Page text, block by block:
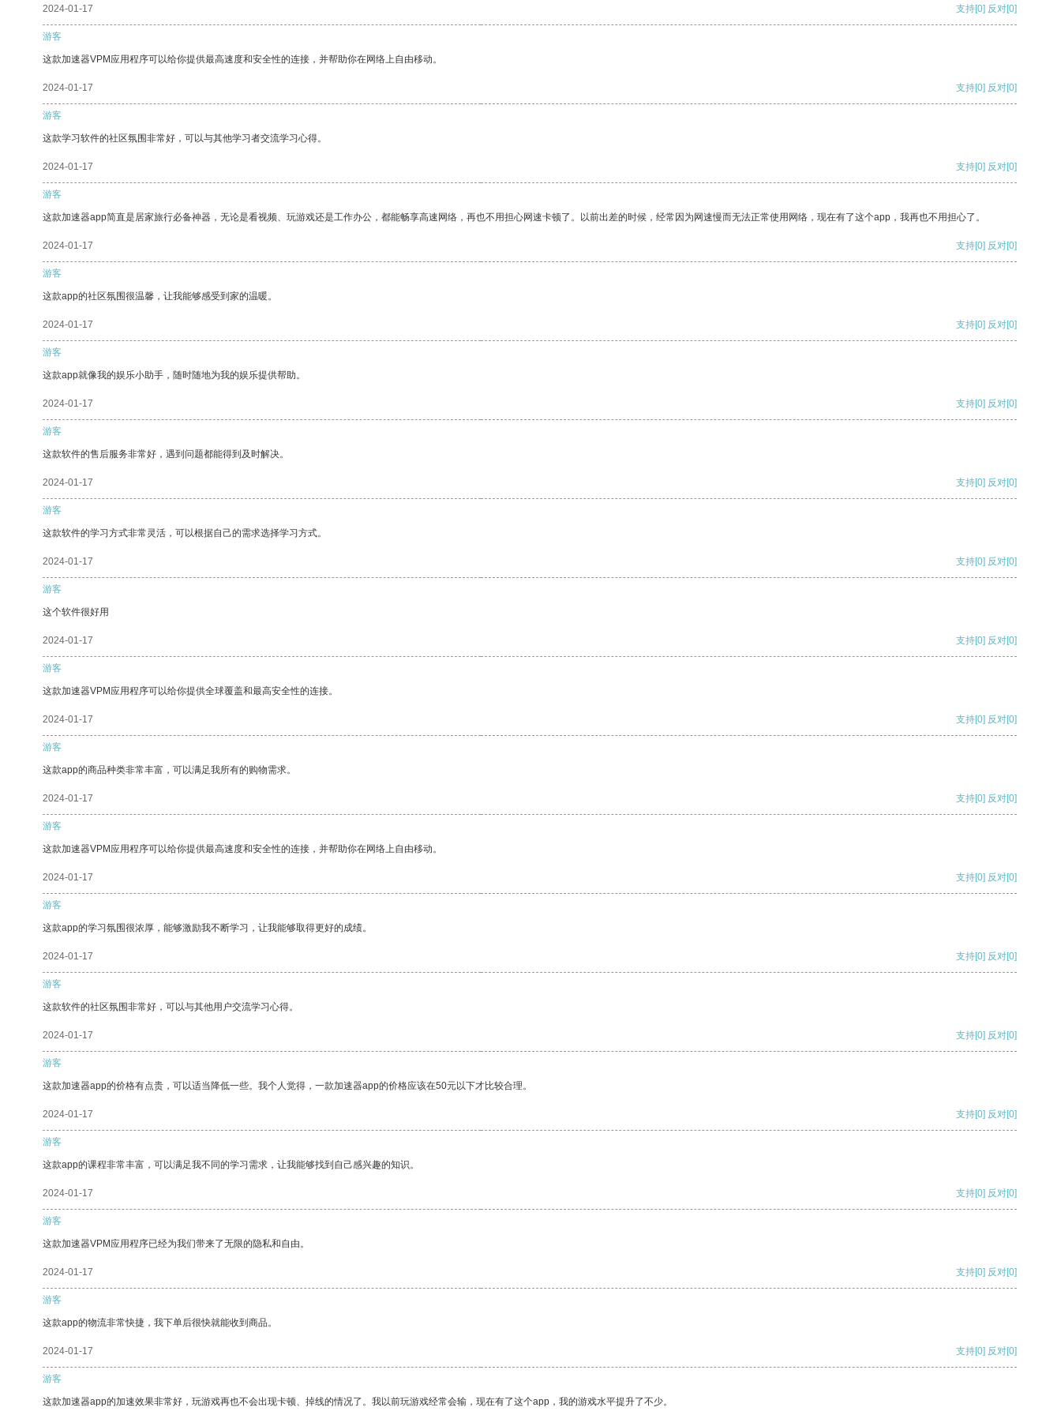
2024-01-17 支持[0] 反对[0]
游客
这款加速器VPM应用程序可以给你提供最高速度和安全性的连接，并帮助你在网络上自由移动。
2024-01-17 支持[0] 反对[0]
游客
这款学习软件的社区氛围非常好，可以与其他学习者交流学习心得。
2024-01-17 支持[0] 反对[0]
游客
这款加速器app简直是居家旅行必备神器，无论是看视频、玩游戏还是工作办公，都能畅享高速网络，再也不用担心网速卡顿了。以前出差的时候，经常因为网速慢而无法正常使用网络，现在有了这个app，我再也不用担心了。
2024-01-17 支持[0] 反对[0]
游客
这款app的社区氛围很温馨，让我能够感受到家的温暖。
2024-01-17 支持[0] 反对[0]
游客
这款app就像我的娱乐小助手，随时随地为我的娱乐提供帮助。
2024-01-17 支持[0] 反对[0]
游客
这款软件的售后服务非常好，遇到问题都能得到及时解决。
2024-01-17 支持[0] 反对[0]
游客
这款软件的学习方式非常灵活，可以根据自己的需求选择学习方式。
2024-01-17 支持[0] 反对[0]
游客
这个软件很好用
2024-01-17 支持[0] 反对[0]
游客
这款加速器VPM应用程序可以给你提供全球覆盖和最高安全性的连接。
2024-01-17 支持[0] 反对[0]
游客
这款app的商品种类非常丰富，可以满足我所有的购物需求。
2024-01-17 支持[0] 反对[0]
游客
这款加速器VPM应用程序可以给你提供最高速度和安全性的连接，并帮助你在网络上自由移动。
2024-01-17 支持[0] 反对[0]
游客
这款app的学习氛围很浓厚，能够激励我不断学习，让我能够取得更好的成绩。
2024-01-17 支持[0] 反对[0]
游客
这款软件的社区氛围非常好，可以与其他用户交流学习心得。
2024-01-17 支持[0] 反对[0]
游客
这款加速器app的价格有点贵，可以适当降低一些。我个人觉得，一款加速器app的价格应该在50元以下才比较合理。
2024-01-17 支持[0] 反对[0]
游客
这款app的课程非常丰富，可以满足我不同的学习需求，让我能够找到自己感兴趣的知识。
2024-01-17 支持[0] 反对[0]
游客
这款加速器VPM应用程序已经为我们带来了无限的隐私和自由。
2024-01-17 支持[0] 反对[0]
游客
这款app的物流非常快捷，我下单后很快就能收到商品。
2024-01-17 支持[0] 反对[0]
游客
这款加速器app的加速效果非常好，玩游戏再也不会出现卡顿、掉线的情况了。我以前玩游戏经常会输，现在有了这个app，我的游戏水平提升了不少。